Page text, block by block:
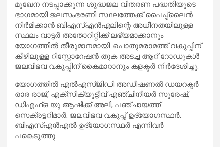
മുഖേന നടപ്പാക്കുന്ന ശുദ്ധജല വിതരണ പദ്ധതിയുടെ
ഭാഗമായി ജലസംഭരണി സ്ഥലത്തേക്ക് പൈപ്പ്‌ലൈന്‍
നിര്‍മിക്കാന്‍ ബിഎസ്എന്‍എലിന്റെ അധീനതയിലുള്ള
സ്ഥലം വാട്ടര്‍ അതോറിറ്റിക്ക് ലഭ്യമാക്കാനും
യോഗത്തില്‍ തീരുമാനമായി. പൊതുമരാമത്ത് വകുപ്പിന്
കീഴിലുള്ള റിസ്റ്റോറേഷന്‍ തുക അടച്ച ആറ് റോഡുകള്‍
ജലവിഭവ വകുപ്പിന് കൈമാറാനും കളക്ടര്‍ നിര്‍ദേശിച്ചു.
യോഗത്തില്‍ എല്‍എസ്ജിഡി അഡീഷണല്‍ ഡയറക്ടര്‍
രാര രാജ്, എക്‌സിക്യൂട്ടീവ് എഞ്ചിനീയര്‍ സുരേഷ്,
ഡിഎഫ്ഒ യു ആഷിക്ക് അലി, പഞ്ചായത്ത്
സെക്രട്ടറിമാര്‍, ജലവിഭവ വകുപ്പ് ഉദ്യോഗസ്ഥര്‍,
ബിഎസ്എന്‍എല്‍ ഉദ്യോഗസ്ഥര്‍ എന്നിവര്‍
പങ്കെടുത്തു.